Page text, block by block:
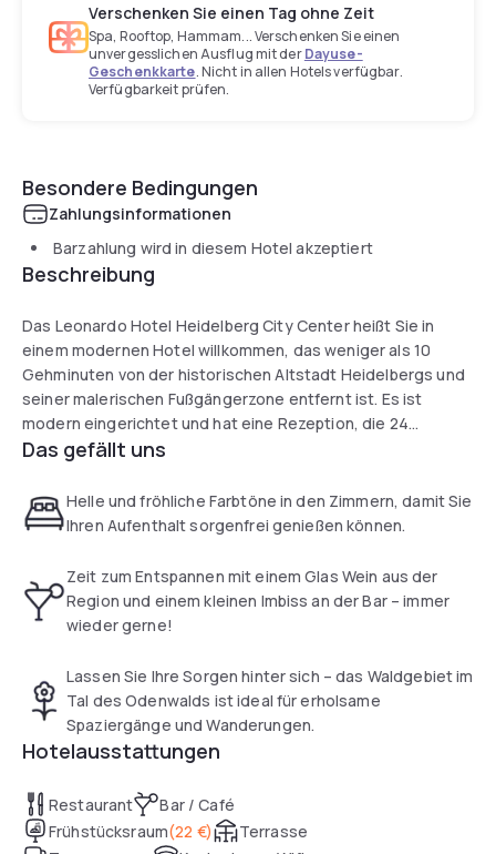
Verschenken Sie einen Tag ohne Zeit
Spa, Rooftop, Hammam... Verschenken Sie einen
unvergesslichen Ausflug mit derDayuse-
Geschenkkarte. Nicht in allen Hotels verfügbar.
Verfügbarkeit prüfen.
Besondere Bedingungen
Zahlungsinformationen
Barzahlung wird in diesem Hotel akzeptiert
Beschreibung
Das Leonardo Hotel Heidelberg City Center heißt Sie in
einem modernen Hotel willkommen, das weniger als 10
Gehminuten von der historischen Altstadt Heidelbergs und
seiner malerischen Fußgängerzone entfernt ist. Es ist
modern eingerichtet und hat eine Rezeption, die 24
Stunden am Tag geöffnet ist. Sie können auch den
Die geräumigen und klimatisierten Räume sind in hellen und
sowie Kabel- und Satellitenfernsehen. Das private
Badezimmer ist mit einer Badewanne oder Dusche und
einem Haartrockner ausgestattet.
Am Abend können Sie sich bei einem Glas regionalen Weins
oder einem Snack an der Bar entspannen.
Das gefällt uns
Helle und fröhliche Farbtöne in den Zimmern, damit Sie
Ihren Aufenthalt sorgenfrei genießen können.
Zeit zum Entspannen mit einem Glas Wein aus der
Region und einem kleinen Imbiss an der Bar – immer
wieder gerne!
Lassen Sie Ihre Sorgen hinter sich – das Waldgebiet im
Tal des Odenwalds ist ideal für erholsame
Spaziergänge und Wanderungen.
Hotelausstattungen
Restaurant
Bar / Café
Frühstücksraum(22 €)
Terrasse